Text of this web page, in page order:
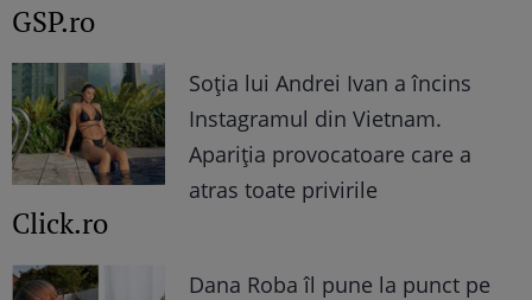
GSP.ro
Soția lui Andrei Ivan a încins
Instagramul din Vietnam.
Apariția provocatoare care a
atras toate privirile
Click.ro
Dana Roba îl pune la punct pe